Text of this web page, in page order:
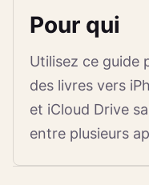
Pour qui
Utilisez ce guide
des livres vers
et iCloud Drive
entre plusieurs